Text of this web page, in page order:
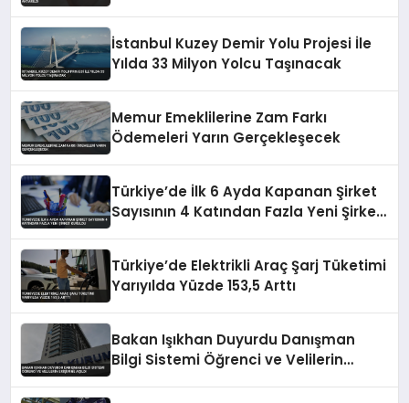
İstanbul Kuzey Demir Yolu Projesi İle
Yılda 33 Milyon Yolcu Taşınacak
Memur Emeklilerine Zam Farkı
Ödemeleri Yarın Gerçekleşecek
Türkiye’de İlk 6 Ayda Kapanan Şirket
Sayısının 4 Katından Fazla Yeni Şirket
Türkiye’de Elektrikli Araç Şarj Tüketimi
Yarıyılda Yüzde 153,5 Arttı
Bakan Işıkhan Duyurdu Danışman
Bilgi Sistemi Öğrenci ve Velilerin